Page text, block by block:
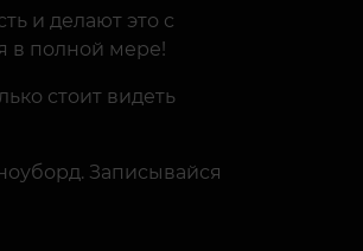
и делают это с
в полной мере!
стоит видеть
Записывайся